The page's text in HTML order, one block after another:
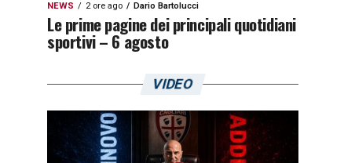
NEWS 2 ore ago Dario Bartolucci
Le prime pagine dei principali quotidiani
sportivi – 6 agosto
VIDEO